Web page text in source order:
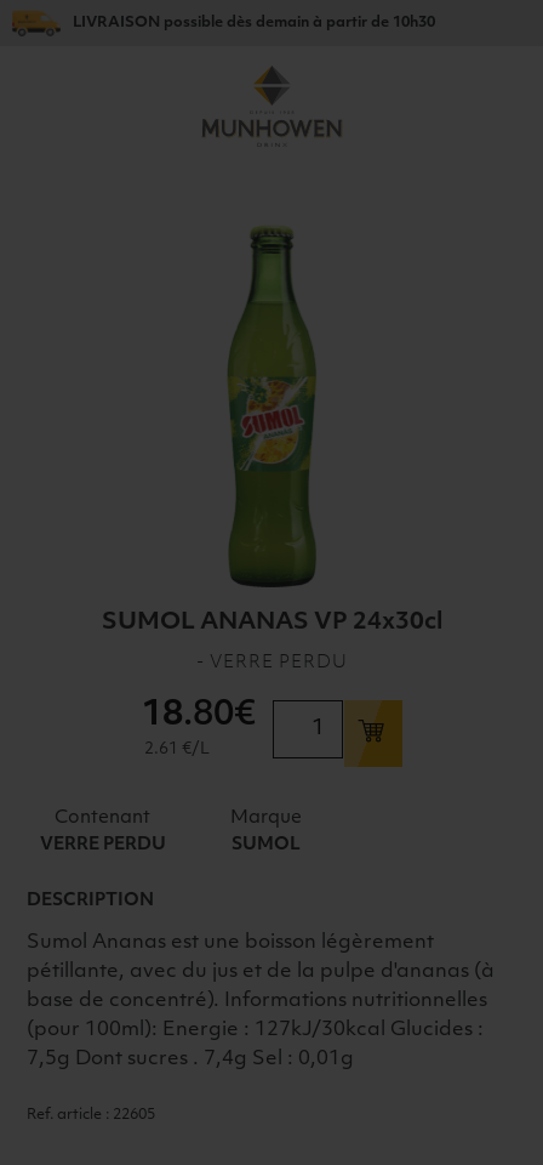
LIVRAISON possible dès demain à partir de 10h30
SUMOL ANANAS VP 24x30cl
- VERRE PERDU
SUMOL
VP
18.80€
2.61 €/L
Contenant
VERRE PERDU
Marque
SUMOL
DESCRIPTION
Sumol Ananas est une boisson légèrement
pétillante, avec du jus et de la pulpe d'ananas (à
base de concentré). Informations nutritionnelles
(pour 100ml): Energie : 127kJ/30kcal Glucides :
7,5g Dont sucres . 7,4g Sel : 0,01g
Ref. article : 22605